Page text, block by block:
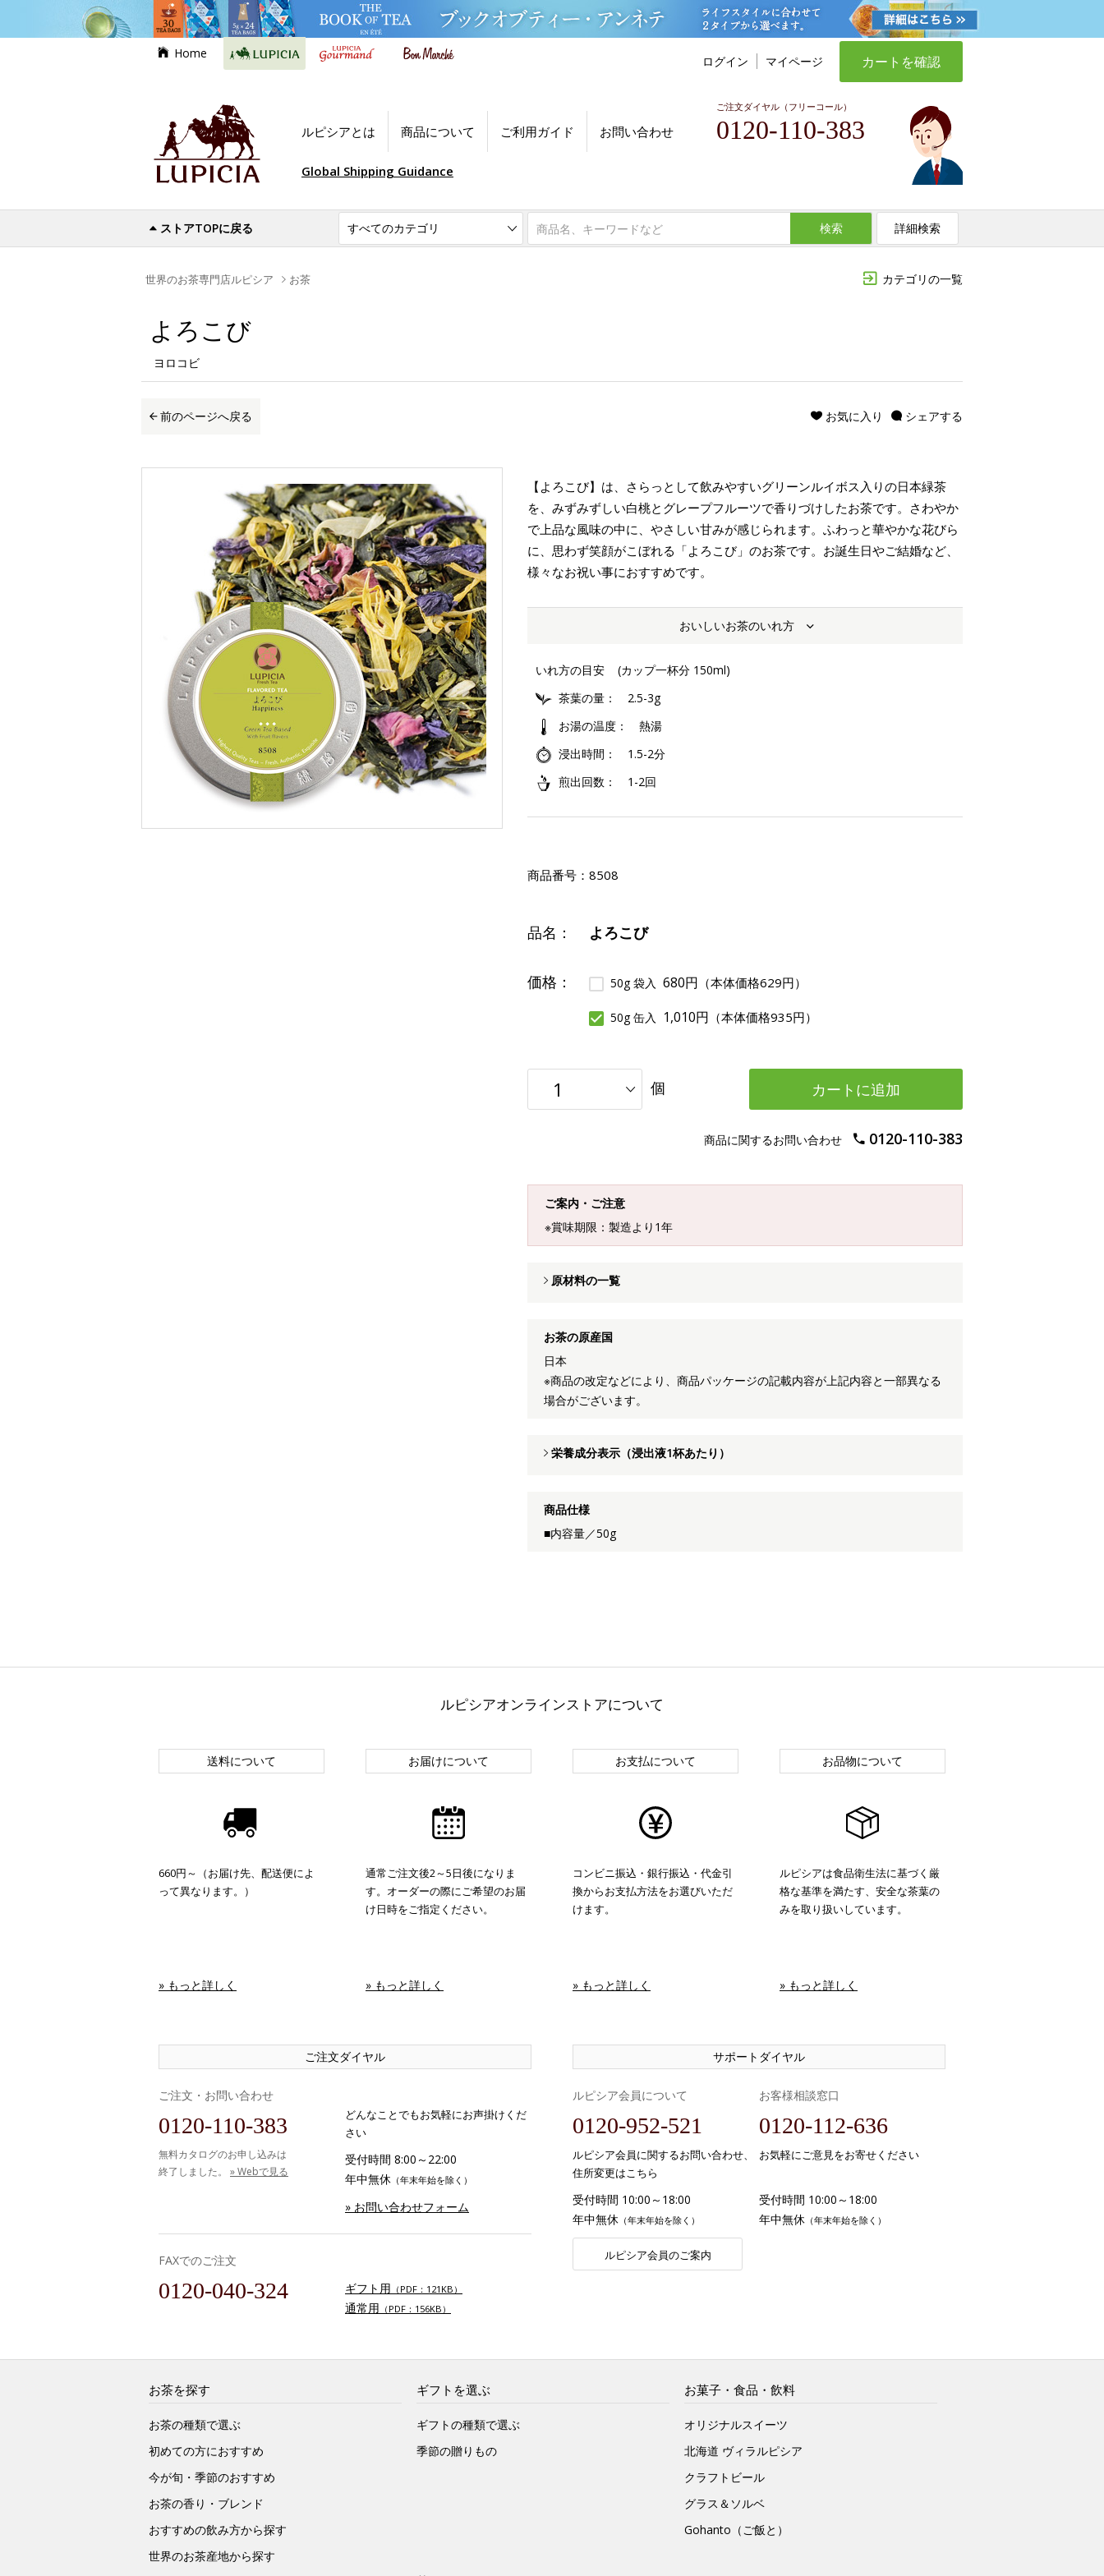
Home
ログイン マイページ カートを確認
ルピシアとは 商品について ご利用ガイド お問い合わせ
ご注文ダイヤル（フリーコール）
0120-110-383
Global Shipping Guidance
ストアTOPに戻る 検索 詳細検索
カテゴリの一覧
世界のお茶専門店ルピシア お茶
よろこび
ヨロコビ
前のページへ戻る シェアする
お気に入り
【よろこび】は、さらっとして飲みやすいグリーンルイボス入りの日本緑茶
を、みずみずしい白桃とグレープフルーツで香りづけしたお茶です。さわやか
で上品な風味の中に、やさしい甘みが感じられます。ふわっと華やかな花びら
に、思わず笑顔がこぼれる「よろこび」のお茶です。お誕生日やご結婚など、
様々なお祝い事におすすめです。
おいしいお茶のいれ方
いれ方の目安
(カップ一杯分 150ml)
茶葉の量
2.5-3g
お湯の温度
熱湯
浸出時間
1.5-2分
煎出回数
1-2回
商品番号： 8508
品名： よろこび
価格： 50g 袋入 680円 （本体価格629円）
50g 缶入 1,010円 （本体価格935円）
個 カートに追加
商品に関するお問い合わせ 0120-110-383
ご案内・ご注意
※賞味期限：製造より1年
原材料の一覧
お茶の原産国
日本
※商品の改定などにより、商品パッケージの記載内容が上記内容と一部異なる
場合がございます。
栄養成分表示（浸出液1杯あたり）
商品仕様
■内容量／50g
ルピシアオンラインストアについて
送料について
660円～（お届け先、配送便によ
って異なります。）
» もっと詳しく
お届けについて
通常ご注文後2～5日後になりま
す。オーダーの際にご希望のお届
け日時をご指定ください。
» もっと詳しく
お支払について
コンビニ振込・銀行振込・代金引
換からお支払方法をお選びいただ
けます。
» もっと詳しく
お品物について
ルピシアは食品衛生法に基づく厳
格な基準を満たす、安全な茶葉の
みを取り扱いしています。
» もっと詳しく
ご注文ダイヤル
ご注文・お問い合わせ
0120-110-383
無料カタログのお申し込みは
終了しました。 » Webで見る
どんなことでもお気軽にお声掛けくだ
さい
受付時間 8:00～22:00
年中無休 （年末年始を除く）
» お問い合わせフォーム
FAXでのご注文
0120-040-324 ギフト用 （PDF：121KB）
通常用 （PDF：156KB）
サポートダイヤル
ルピシア会員について
0120-952-521
ルピシア会員に関するお問い合わせ、
住所変更はこちら
受付時間 10:00～18:00
年中無休 （年末年始を除く）
ルピシア会員のご案内
お客様相談窓口
0120-112-636
お気軽にご意見をお寄せください
受付時間 10:00～18:00
年中無休 （年末年始を除く）
お茶を探す
お茶の種類で選ぶ
初めての方におすすめ
今が旬・季節のおすすめ
お茶の香り・ブレンド
おすすめの飲み方から探す
世界のお茶産地から探す
ギフトを選ぶ
ギフトの種類で選ぶ
季節の贈りもの
お菓子・食品・飲料
オリジナルスイーツ
北海道 ヴィラルピシア
クラフトビール
グラス＆ソルベ
Gohanto（ご飯と）